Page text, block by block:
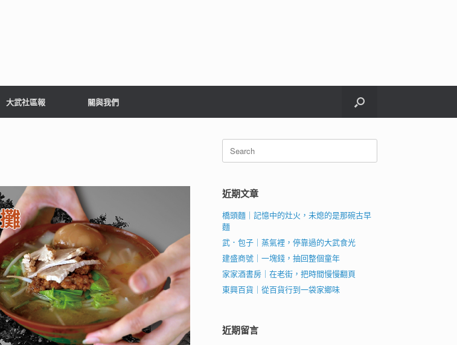
大武社區報 關與我們
Search
for:
近期文章
橋頭麵｜記憶中的灶火，未熄的是那碗古早
麵
武．包子｜蒸氣裡，停靠過的大武食光
建盛商號｜一塊錢，抽回整個童年
家家酒書房｜在老街，把時間慢慢翻頁
東興百貨｜從百貨行到一袋家鄉味
近期留言